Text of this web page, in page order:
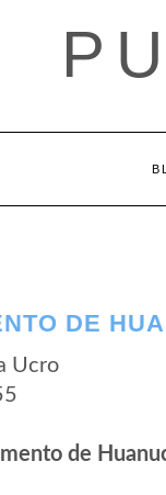
DE
Ucro
de